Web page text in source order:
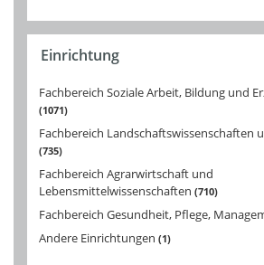
Einrichtung
Fachbereich Soziale Arbeit, Bildung und
1071
Fachbereich Landschaftswissenschaften
735
Fachbereich Agrarwirtschaft und
Lebensmittelwissenschaften 710
Fachbereich Gesundheit, Pflege,
Andere Einrichtungen 1